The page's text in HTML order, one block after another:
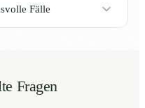
Fälle
Fragen